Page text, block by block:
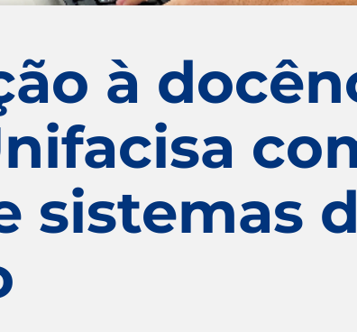
à
sistemas